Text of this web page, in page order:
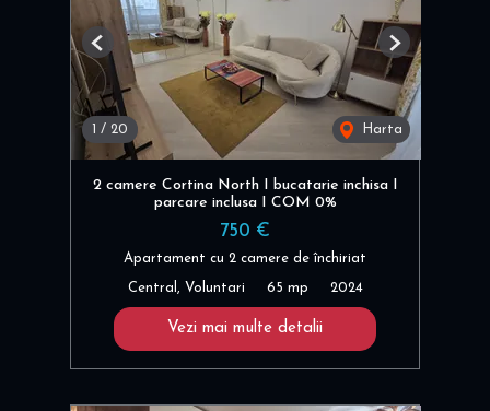
/ 20 Harta
Previous Next
2 camere Cortina North I bucatarie inchisa I
parcare inclusa I COM 0%
750 €
Apartament cu 2 camere de închiriat
Central, Voluntari 65 mp 2024
Vezi mai multe detalii